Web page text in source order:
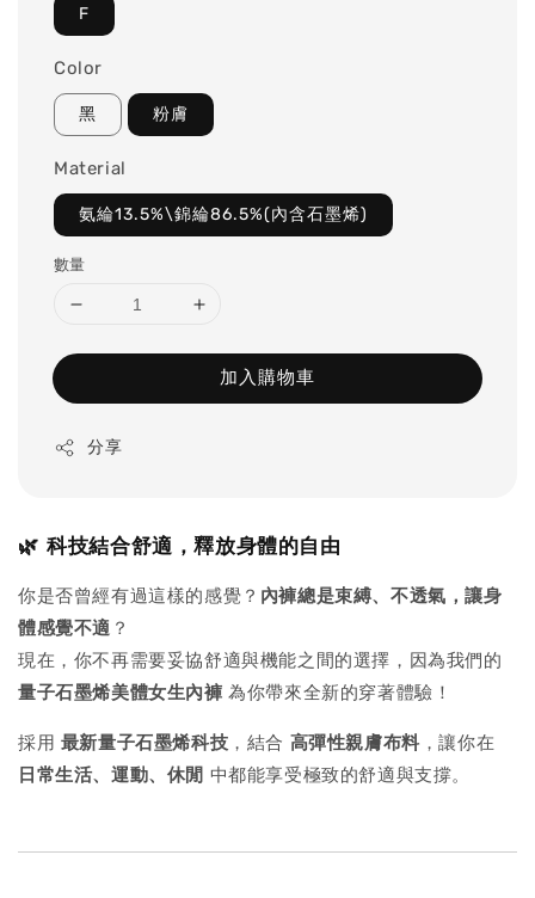
F
Color
黑 粉膚
Material
氨綸13.5%\錦綸86.5%(內含石墨烯)
數量
加入購物車
分享
🌿 科技結合舒適，釋放身體的自由
你是否曾經有過這樣的感覺？ 內褲總是束縛、不透氣，讓身
體感覺不適 ？
現在，你不再需要妥協舒適與機能之間的選擇，因為我們的
量子石墨烯美體女生內褲 為你帶來全新的穿著體驗！
採用 最新量子石墨烯科技 ，結合 高彈性親膚布料 ，讓你在
日常生活、運動、休閒 中都能享受極致的舒適與支撐。